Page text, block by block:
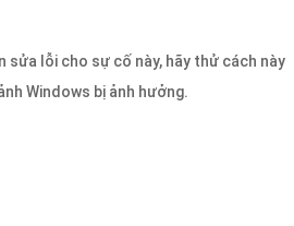
lỗi cho sự cố này, hãy thử cách này
Windows bị ảnh hưởng.